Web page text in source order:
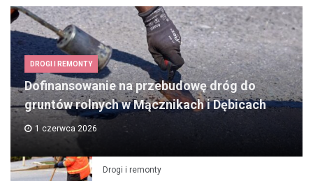
DROGI I REMONTY
Dofinansowanie na przebudowę dróg do
gruntów rolnych w Mącznikach i Dębicach
1 czerwca 2026
Drogi i remonty